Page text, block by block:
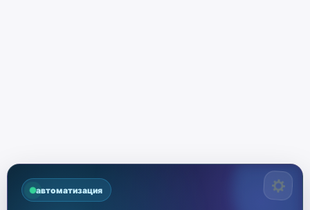
автоматизация